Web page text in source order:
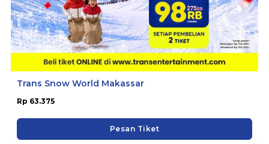
Trans Snow World Makassar
Rp 63.375
Pesan Tiket